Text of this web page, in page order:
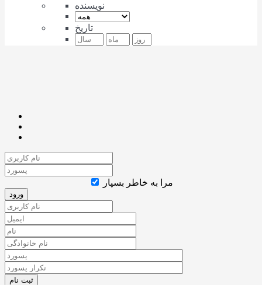
نویسنده
تاریخ
مرا به خاطر بسپار